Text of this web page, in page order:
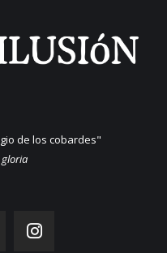
de los cobardes"
gloria